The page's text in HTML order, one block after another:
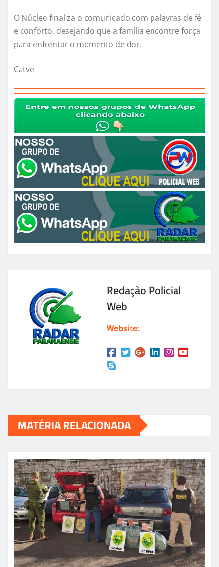
O Núcleo finaliza o comunicado com palavras de fé
e conforto, desejando que a família encontre força
para enfrentar o momento de dor.
Catve
Redação Policial
Web
Website:
MATÉRIA RELACIONADA